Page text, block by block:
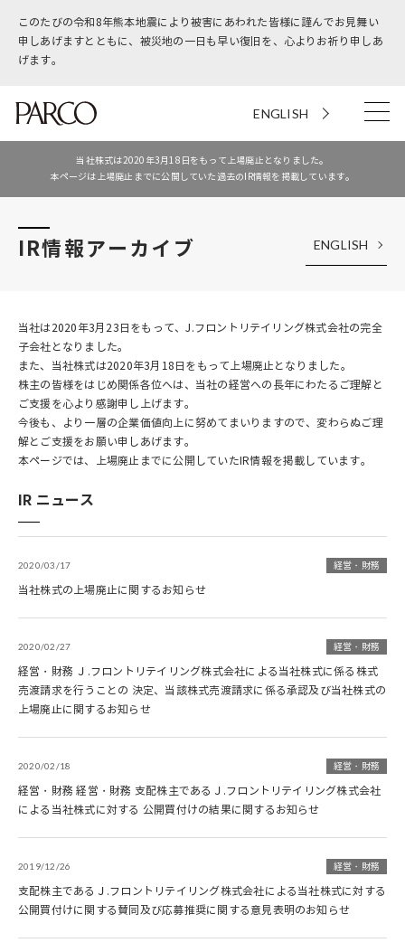
このたびの令和8年熊本地震により被害にあわれた皆様に謹んでお見舞い
申しあげますとともに、被災地の一日も早い復旧を、心よりお祈り申しあ
げます。
ENGLISH
当社株式は2020年3月18日をもって上場廃止となりました。
本ページは上場廃止までに公開していた過去のIR情報を掲載しています。
IR情報アーカイブ ENGLISH
当社は2020年3月23日をもって、J.フロントリテイリング株式会社の完全
子会社となりました。
また、当社株式は2020年3月18日をもって上場廃止となりました。
株主の皆様をはじめ関係各位へは、当社の経営への長年にわたるご理解と
ご支援を心より感謝申し上げます。
今後も、より一層の企業価値向上に努めてまいりますので、変わらぬご理
解とご支援をお願い申しあげます。
本ページでは、上場廃止までに公開していたIR情報を掲載しています。
IR ニュース
2020/03/17 経営・財務
当社株式の上場廃止に関するお知らせ
2020/02/27 経営・財務
経営・財務 Ｊ.フロントリテイリング株式会社による当社株式に係る株式
売渡請求を行うことの 決定、当該株式売渡請求に係る承認及び当社株式の
上場廃止に関するお知らせ
2020/02/18 経営・財務
経営・財務 経営・財務 支配株主であるＪ.フロントリテイリング株式会社
による当社株式に対する 公開買付けの結果に関するお知らせ
2019/12/26 経営・財務
支配株主であるＪ.フロントリテイリング株式会社による当社株式に対する
公開買付けに関する賛同及び応募推奨に関する意見表明のお知らせ